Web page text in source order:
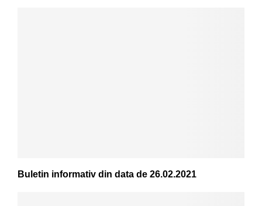
Buletin informativ din data de 26.02.2021